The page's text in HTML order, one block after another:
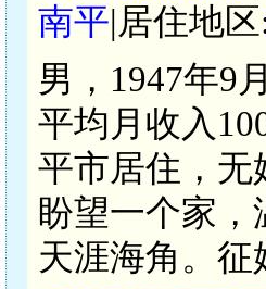
南平|居住地区
男，1947年9
平均月收入
平市居住，无
盼望一个家
天涯海角。